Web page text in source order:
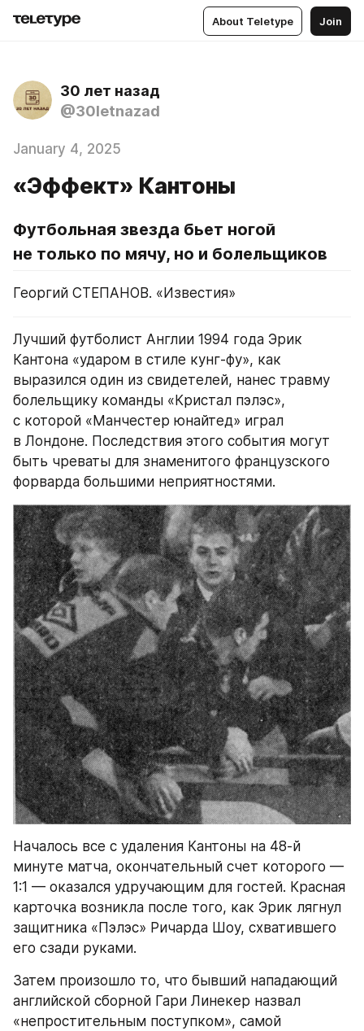
About Teletype Join
30 лет назад
@30letnazad
January 4, 2025
«Эффект» Кантоны
Футбольная звезда бьет ногой
не только по мячу, но и болельщиков
Георгий СТЕПАНОВ. «Известия»
Лучший футболист Англии 1994 года Эрик
Кантона «ударом в стиле кунг-фу», как
выразился один из свидетелей, нанес травму
болельщику команды «Кристал пэлэс»,
с которой «Манчестер юнайтед» играл
в Лондоне. Последствия этого события могут
быть чреваты для знаменитого французского
форварда большими неприятностями.
Началось все с удаления Кантоны на 48-й
минуте матча, окончательный счет которого —
1:1 — оказался удручающим для гостей. Красная
карточка возникла после того, как Эрик лягнул
защитника «Пэлэс» Ричарда Шоу, схватившего
его сзади руками.
Затем произошло то, что бывший нападающий
английской сборной Гари Линекер назвал
«непростительным поступком», самой